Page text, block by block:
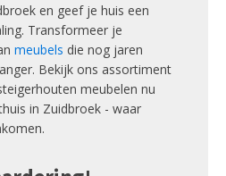
en geef je huis een
Transformeer je
meubels die nog jaren
Bekijk ons assortiment
meubelen nu
in Zuidbroek - waar